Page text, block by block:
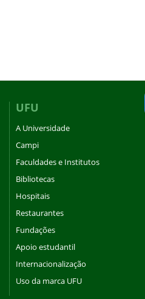
UFU
A Universidade
Campi
Faculdades e Institutos
Bibliotecas
Hospitais
Restaurantes
Fundações
Apoio estudantil
Internacionalização
Uso da marca UFU